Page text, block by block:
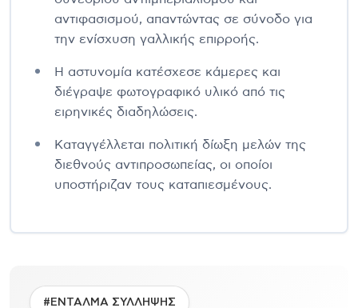
αντιφασισμού, απαντώντας σε σύνοδο για
την ενίσχυση γαλλικής επιρροής.
Η αστυνομία κατέσχεσε κάμερες και
διέγραψε φωτογραφικό υλικό από τις
ειρηνικές διαδηλώσεις.
Καταγγέλλεται πολιτική δίωξη μελών της
διεθνούς αντιπροσωπείας, οι οποίοι
υποστήριζαν τους καταπιεσμένους.
#ΕΝΤΑΛΜΑ ΣΥΛΛΗΨΗΣ